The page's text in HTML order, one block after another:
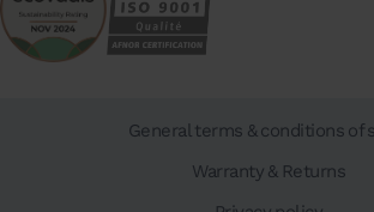
General terms & conditions of
Warranty & Returns